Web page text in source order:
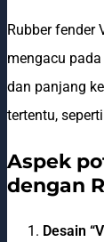
Rubber fender
mengacu pada
dan panjang
tertentu,
Aspek
dengan
Desain